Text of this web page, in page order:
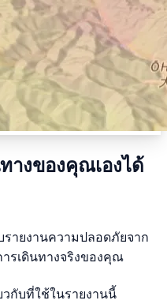
างของคุณเองได้
ายงานความปลอดภัยจาก
รเดินทางจริงของคุณ
กับที่ใช้ในรายงานนี้